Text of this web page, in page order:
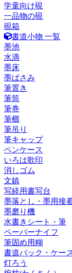
学童向け硯
一品物の硯
硯箱
書道小物 一覧
墨池
水滴
墨床
墨ばさみ
筆置き
筆筒
筆巻
筆櫛
筆吊り
筆キャップ
ペンケース
いろは歌印
消しゴム
文鎮
写経用書写台
墨落とし・墨用接
墨磨り機
水書きシート・筆
ペーパーナイフ
筆固め用糊
書道バック・ケー
灯ろう